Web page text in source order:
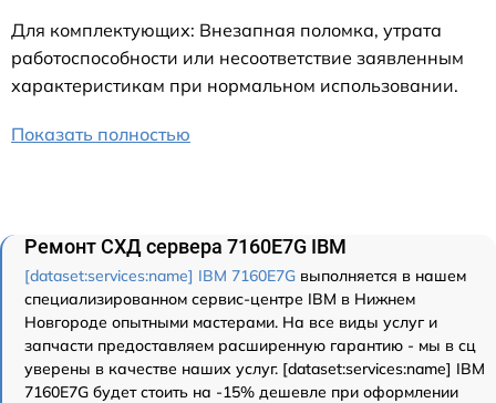
Для комплектующих: Внезапная поломка, утрата
работоспособности или несоответствие заявленным
характеристикам при нормальном использовании.
Показать полностью
Ремонт СХД сервера 7160E7G IBM
[dataset:services:name] IBM 7160E7G выполняется в нашем
специализированном сервис-центре IBM в Нижнем
Новгороде опытными мастерами. На все виды услуг и
запчасти предоставляем расширенную гарантию - мы в сц
уверены в качестве наших услуг. [dataset:services:name] IBM
7160E7G будет стоить на -15% дешевле при оформлении